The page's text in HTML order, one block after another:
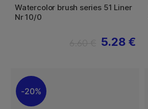
Watercolor brush series 51 Liner
Nr 10/0
5.28 €
20%